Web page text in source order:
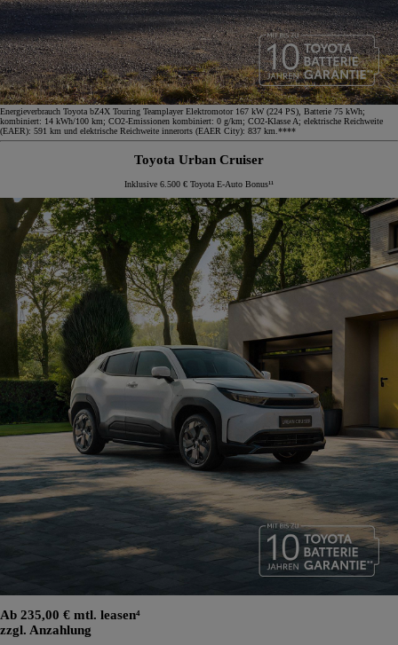
Energieverbrauch Toyota bZ4X Touring Teamplayer Elektromotor 167 kW (224 PS), Batterie 75 kWh;
kombiniert: 14 kWh/100 km; CO2-Emissionen kombiniert: 0 g/km; CO2-Klasse A; elektrische Reichweite
(EAER): 591 km und elektrische Reichweite innerorts (EAER City): 837 km.****
Toyota Urban Cruiser
Inklusive 6.500 € Toyota E-Auto Bonus¹¹
Ab 235,00 € mtl. leasen⁴
zzgl. Anzahlung